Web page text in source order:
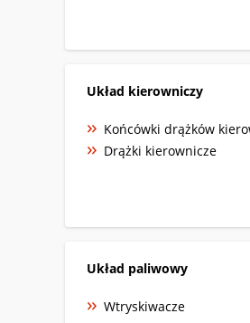
Układ kierowniczy
Końcówki drążków
Drążki kierownicze
Układ paliwowy
Wtryskiwacze